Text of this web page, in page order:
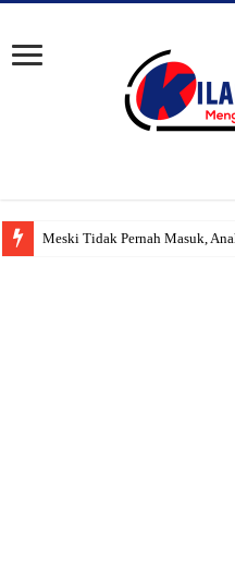
Meski Tidak Pernah Masuk,